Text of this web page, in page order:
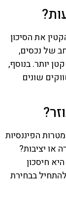
את הסיכון
של נכסים,
יותר. בנוסף,
שונים
הפיננסיות
יציבות?
חיסכון
בבחירת